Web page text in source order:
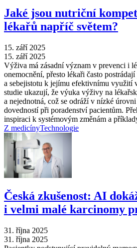
Jaké jsou nutriční
lékařů napříč světem?
15. září 2025
15. září 2025
Výživa má zásadní význam v prevenci i
onemocnění, přesto lékaři často
a sebejistotu k jejímu efektivnímu využití
studie ukazují, že výuka výživy na
a nejednotná, což se odráží v nízké
dovedností při poradenství pacientům.
inspiraci k systémovým změnám a
Z medicínyTechnologie
Česká zkušenost: AI
i velmi malé karcinomy
31. října 2025
31. října 2025